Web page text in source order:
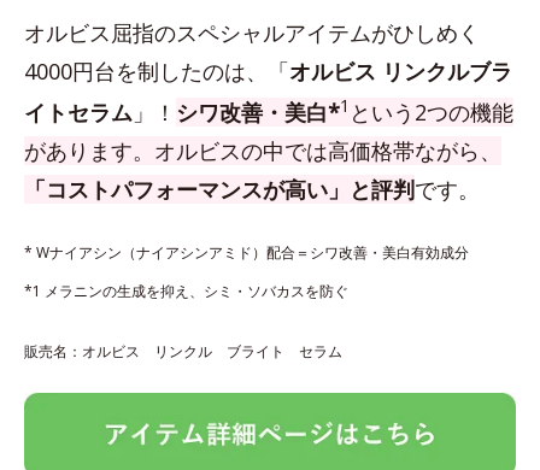
オルビス屈指のスペシャルアイテムがひしめく
4000円台を制したのは、「オルビス リンクルブラ
イトセラム 」！ シワ改善・美白*1 という2つの機能
があります。オルビスの中では高価格帯ながら、
「コストパフォーマンスが高い」と評判です。
* Wナイアシン（ナイアシンアミド）配合＝シワ改善・美白有効成分
*1 メラニンの生成を抑え、シミ・ソバカスを防ぐ
販売名：オルビス リンクル ブライト セラム